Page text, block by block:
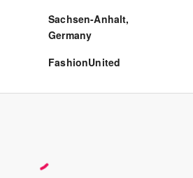
Sachsen-Anhalt,
Germany
FashionUnited